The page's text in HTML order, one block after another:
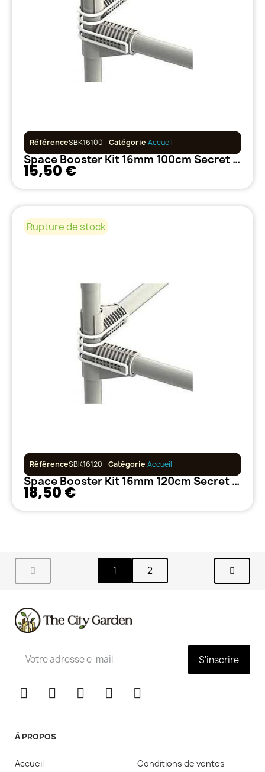
RéférenceSBK16100 Catégorie Accueil
Space Booster Kit 16mm 100cm Secret Jardin
15,50 €
Rupture de stock
RéférenceSBK16120 Catégorie Accueil
Space Booster Kit 16mm 120cm Secret Jardin
18,50 €
1 2
S'inscrire
À PROPOS
Accueil Conditions de ventes